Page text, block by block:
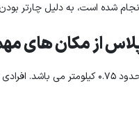
شده است، به دلیل چارتر
از مکان های
فاصله هتل آرامیس پلاس تا دریا